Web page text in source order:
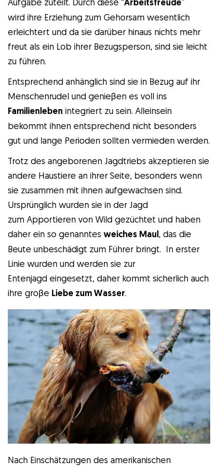
wird ihre Erziehung zum Gehorsam wesentlich
erleichtert und da sie darüber hinaus nichts mehr
freut als ein Lob ihrer Bezugsperson, sind sie leicht
zu führen.
Entsprechend anhänglich sind sie in Bezug auf ihr
Menschenrudel und genieβen es voll ins
Familienleben integriert zu sein. Alleinsein
bekommt ihnen entsprechend nicht besonders
gut und lange Perioden sollten vermieden werden.
Trotz des angeborenen Jagdtriebs akzeptieren sie
andere Haustiere an ihrer Seite, besonders wenn
sie zusammen mit ihnen aufgewachsen sind.
Ursprünglich wurden sie in der Jagd
zum Apportieren von Wild gezüchtet und haben
daher ein so genanntes weiches Maul, das die
Beute unbeschädigt zum Führer bringt. In erster
Linie wurden und werden sie zur
Entenjagd eingesetzt, daher kommt sicherlich auch
ihre groβe Liebe zum Wasser.
Nach Einschätzungen des amerikanischen